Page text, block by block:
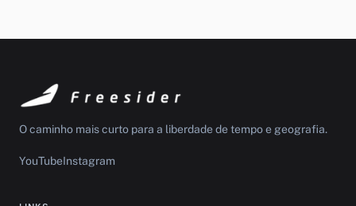
O caminho mais curto para a liberdade de tempo e geografia.
YouTubeInstagram